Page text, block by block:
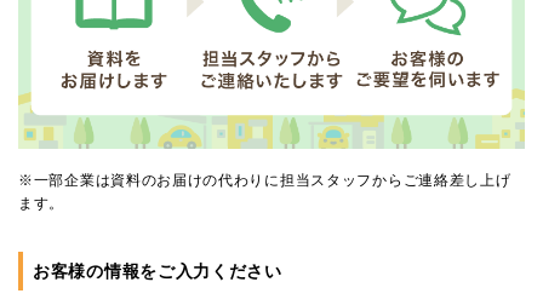
※一部企業は資料のお届けの代わりに担当スタッフからご連絡差し上げ
ます。
お客様の情報をご入力ください